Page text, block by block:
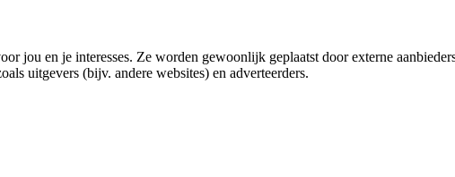
jou en je interesses. Ze worden gewoonlijk geplaatst door externe
uitgevers (bijv. andere websites) en adverteerders.